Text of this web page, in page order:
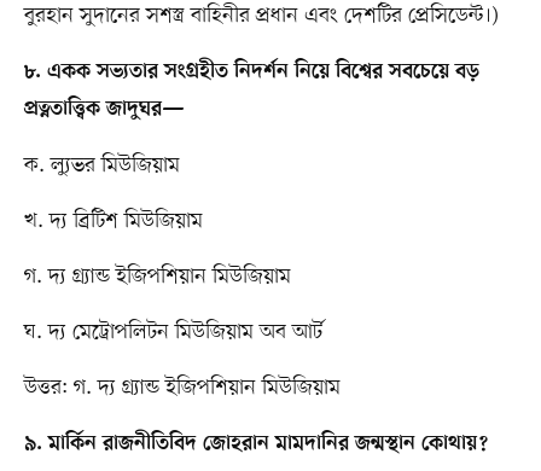
বুরহান সুদানের সশস্ত্র বাহিনীর প্রধান এবং দেশটির প্রেসিডেন্ট।)
৮. একক সভ্যতার সংগ্রহীত নিদর্শন নিয়ে বিশ্বের সবচেয়ে বড়
প্রত্নতাত্ত্বিক জাদুঘর—
ক. ল্যুভর মিউজিয়াম
খ. দ্য ব্রিটিশ মিউজিয়াম
গ. দ্য গ্র্যান্ড ইজিপশিয়ান মিউজিয়াম
ঘ. দ্য মেট্রোপলিটন মিউজিয়াম অব আর্ট
উত্তর: গ. দ্য গ্র্যান্ড ইজিপশিয়ান মিউজিয়াম
৯. মার্কিন রাজনীতিবিদ জোহরান মামদানির জন্মস্থান কোথায়?